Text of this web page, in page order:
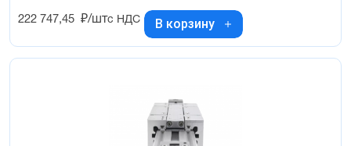
222 747,45 ₽/штс НДС В корзину